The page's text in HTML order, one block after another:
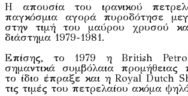
Η απουσία του ιρανικού
παγκόσμια αγορά πυροδότησε
στην τιμή του μαύρου χρυσού
διάστημα 1979-1981.
Επίσης, το 1979 η British
σημαντικά συμβόλαια προμήθειας
το ίδιο έπραξε και η Royal Dutch
τις τιμές του πετρελαίου ακόμα